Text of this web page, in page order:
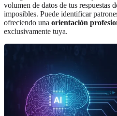
volumen de datos de tus respuestas
imposibles. Puede identificar
ofreciendo una orientación
exclusivamente tuya.